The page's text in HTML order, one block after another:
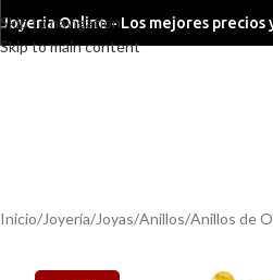
Skip to navigation
Skip to main content
Joyeria Online - Los mejores precios
Inicio/Joyería/Joyas/Anillos/Anillos de